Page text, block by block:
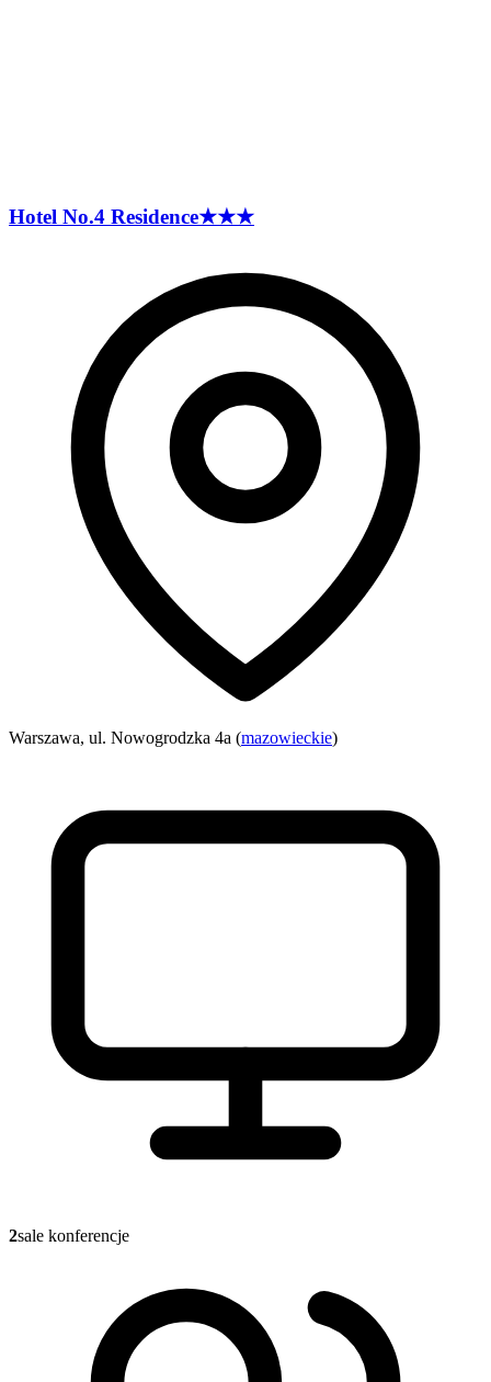
Hotel No.4 Residence★★★
Warszawa, ul. Nowogrodzka 4a (mazowieckie)
2sale konferencje